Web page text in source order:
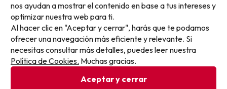
Los favoritos de nuestros clientes
Métodos de pago disponibles
Condiciones generales
nos ayudan a mostrar el contenido en base a tus intereses y
optimizar nuestra web para ti.
Al hacer clic en "Aceptar y cerrar", harás que te podamos
ofrecer una navegación más eficiente y relevante. Si
necesitas consultar más detalles, puedes leer nuestra
Política de Cookies. Muchas gracias.
Aceptar y cerrar